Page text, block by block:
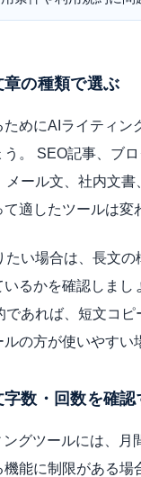
の種類で選ぶ
ためにAIライティン
。 SEO記事、ブ
メール文、社内文書
適したツールは変
たい場合は、長文の
るかを確認しまし
であれば、短文コピ
ルの方が使いやすい
数・回数を確認
グツールには、月
能に制限がある場